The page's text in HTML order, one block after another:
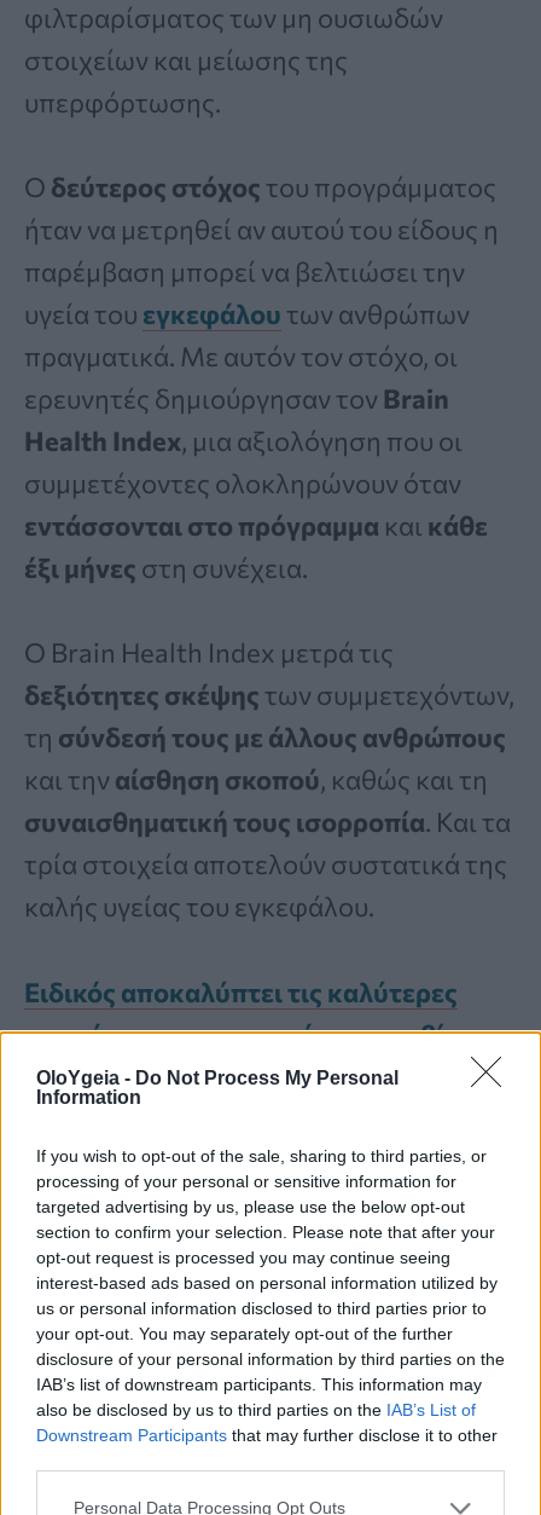
OloYgeia - Do Not Process My Personal
Information
If you wish to opt-out of the sale, sharing to third parties, or
processing of your personal or sensitive information for
targeted advertising by us, please use the below opt-out
section to confirm your selection. Please note that after your
opt-out request is processed you may continue seeing
interest-based ads based on personal information utilized by
us or personal information disclosed to third parties prior to
your opt-out. You may separately opt-out of the further
disclosure of your personal information by third parties on the
IAB’s list of downstream participants. This information may
also be disclosed by us to third parties on the IAB’s List of
Downstream Participants that may further disclose it to other
Personal Data Processing Opt Outs
φιλτραρίσματος των μη ουσιωδών
στοιχείων και μείωσης της
υπερφόρτωσης.
Ο δεύτερος στόχος του προγράμματος
ήταν να μετρηθεί αν αυτού του είδους η
παρέμβαση μπορεί να βελτιώσει την
υγεία του εγκεφάλου των ανθρώπων
πραγματικά. Με αυτόν τον στόχο, οι
ερευνητές δημιούργησαν τον Brain
Health Index, μια αξιολόγηση που οι
συμμετέχοντες ολοκληρώνουν όταν
εντάσσονται στο πρόγραμμα και κάθε
έξι μήνες στη συνέχεια.
Ο Brain Health Index μετρά τις
δεξιότητες σκέψης των συμμετεχόντων,
τη σύνδεσή τους με άλλους ανθρώπους
και την αίσθηση σκοπού, καθώς και τη
συναισθηματική τους ισορροπία. Και τα
τρία στοιχεία αποτελούν συστατικά της
καλής υγείας του εγκεφάλου.
Ειδικός αποκαλύπτει τις καλύτερες
τροφές για ισορροπημένο μικροβίωμα
του εντέρου και δυνατό εγκέφαλο
Οι ερευνητές παρατήρησανσημαντική
βελτίωσηστις αξιολογήσεις του Brain
Health Index για την πλειονότητα των
συμμετεχόντων που ακολούθησαν την
εκπαίδευση,ιδιαίτερα για όσους το
έκαναν καθημερινά.
επικρατούσα αντίληψη της